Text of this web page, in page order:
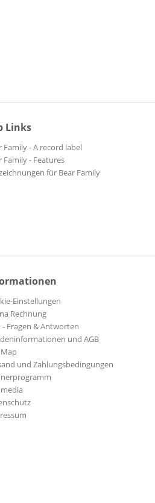
Links
Family - A record label
Family - Features
für Bear Family
Einstellungen
Rechnung
- Fragen & Antworten
und AGB
und Zahlungsbedingungen